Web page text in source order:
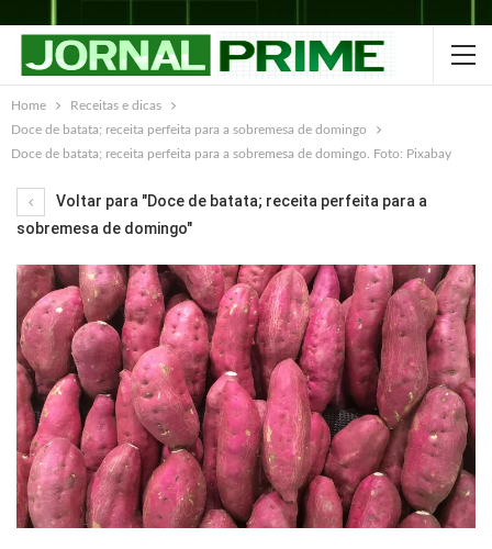
Home
Receitas e dicas
Doce de batata; receita perfeita para a sobremesa de domingo
Doce de batata; receita perfeita para a sobremesa de domingo. Foto: Pixabay
Voltar para "Doce de batata; receita perfeita para a
sobremesa de domingo"